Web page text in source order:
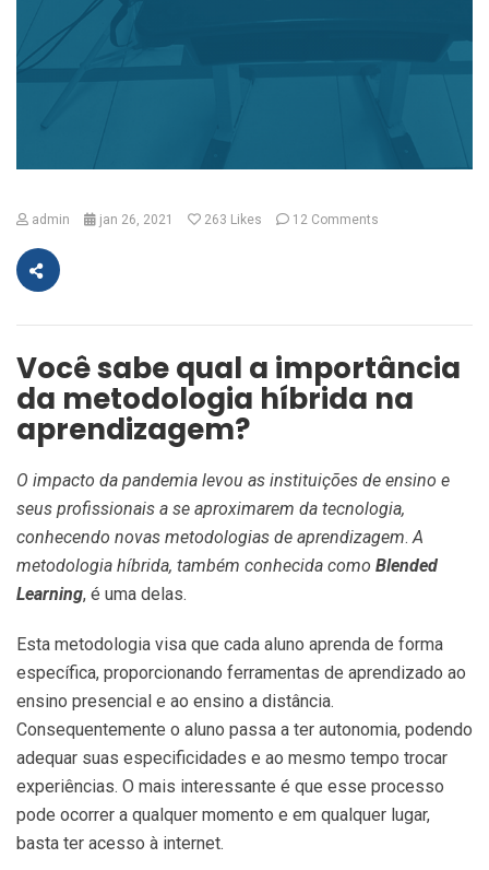
admin jan 26, 2021 263 Likes 12 Comments
Você sabe qual a importância
da metodologia híbrida na
aprendizagem?
O impacto da pandemia levou as instituições de ensino e
seus profissionais a se aproximarem da tecnologia,
conhecendo novas metodologias de aprendizagem. A
metodologia híbrida, também conhecida como Blended
Learning, é uma delas.
Esta metodologia visa que cada aluno aprenda de forma
específica, proporcionando ferramentas de aprendizado ao
ensino presencial e ao ensino a distância.
Consequentemente o aluno passa a ter autonomia, podendo
adequar suas especificidades e ao mesmo tempo trocar
experiências. O mais interessante é que esse processo
pode ocorrer a qualquer momento e em qualquer lugar,
basta ter acesso à internet.